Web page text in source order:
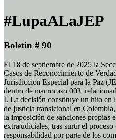
#LupaALaJEP
Boletín # 90
El 18 de septiembre de 2025 la
Casos de Reconocimiento de
Jurisdicción Especial para la Paz
dentro de macrocaso 003,
I. La decisión constituye un hito en
de justicia transicional en
la imposición de sanciones propias
extrajudiciales, tras surtir el
responsabilidad por parte de los